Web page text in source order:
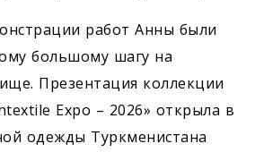
работ Анны были
большому шагу на
Презентация коллекции
Expo – 2026» открыла в
одежды Туркменистана